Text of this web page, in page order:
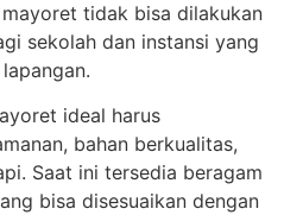
tidak bisa dilakukan
sekolah dan instansi yang
ideal harus
bahan berkualitas,
Saat ini tersedia beragam
bisa disesuaikan dengan